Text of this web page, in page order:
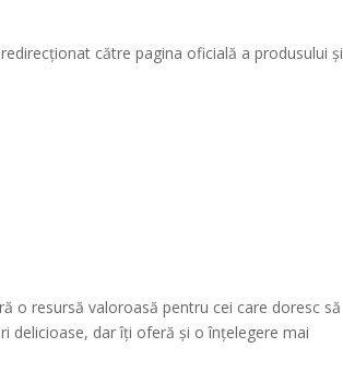
către pagina oficială a produsului și
o resursă valoroasă pentru cei care doresc să
delicioase, dar îți oferă și o înțelegere mai